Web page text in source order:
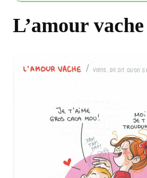
L’amour vache